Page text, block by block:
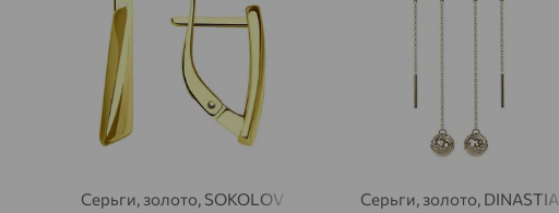
Серьги, золото, SOKOLOV Серьги, золото, DINASTIA